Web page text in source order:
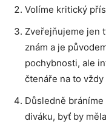
Volíme kritický
Zveřejňujeme jen
znám a je
pochybnosti, ale
čtenáře na to
Důsledně
diváku, byť by